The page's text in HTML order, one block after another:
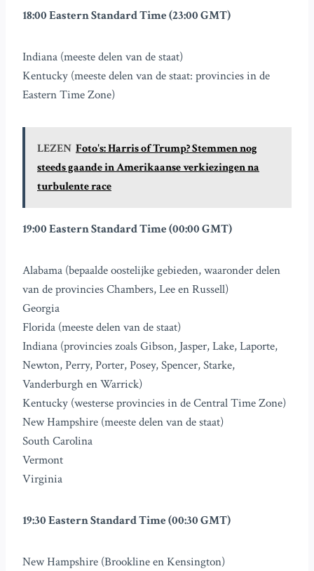
18:00 Eastern Standard Time (23:00 GMT)
Indiana (meeste delen van de staat)
Kentucky (meeste delen van de staat: provincies in de
Eastern Time Zone)
LEZEN Foto's: Harris of Trump? Stemmen nog
steeds gaande in Amerikaanse verkiezingen na
turbulente race
19:00 Eastern Standard Time (00:00 GMT)
Alabama (bepaalde oostelijke gebieden, waaronder delen
van de provincies Chambers, Lee en Russell)
Georgia
Florida (meeste delen van de staat)
Indiana (provincies zoals Gibson, Jasper, Lake, Laporte,
Newton, Perry, Porter, Posey, Spencer, Starke,
Vanderburgh en Warrick)
Kentucky (westerse provincies in de Central Time Zone)
New Hampshire (meeste delen van de staat)
South Carolina
Vermont
Virginia
19:30 Eastern Standard Time (00:30 GMT)
New Hampshire (Brookline en Kensington)